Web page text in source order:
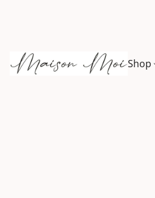
Shop